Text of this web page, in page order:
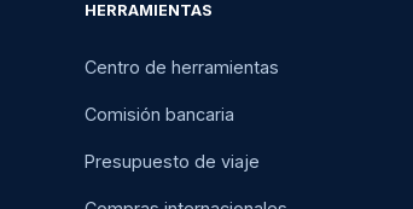
HERRAMIENTAS
Centro de herramientas
Comisión bancaria
Presupuesto de viaje